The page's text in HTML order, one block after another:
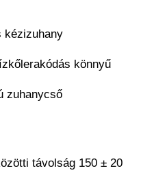
kézizuhany
könnyű
zuhanycső
távolság 150 ± 20